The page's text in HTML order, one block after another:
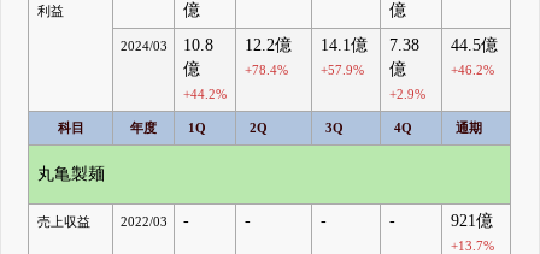
利益
億
億
2024/03
10.8
億
+44.2%
12.2億
+78.4%
14.1億
+57.9%
7.38
億
+2.9%
44.5億
+46.2%
科目 年度 1Q 2Q 3Q 4Q 通期
丸亀製麺
売上収益 2022/03 - - - - 921億
+13.7%